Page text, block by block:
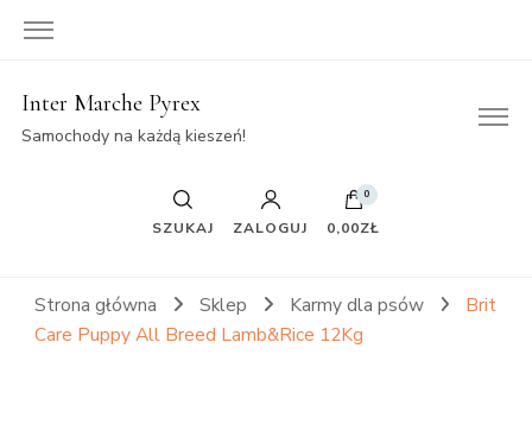
Inter Marche Pyrex
Samochody na każdą kieszeń!
SZUKAJ ZALOGUJ
0
0,00ZŁ
Strona główna Sklep Karmy dla psów
Brit
Care Puppy All Breed Lamb&Rice 12Kg